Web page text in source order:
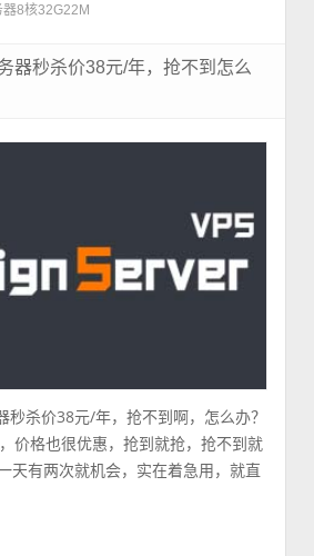
8核32G22M
器秒杀价38元/年，抢不到怎么
秒杀价38元/年，抢不到啊，怎么办？
价格也很优惠，抢到就抢，抢不到就
天有两次就机会，实在着急用，就直